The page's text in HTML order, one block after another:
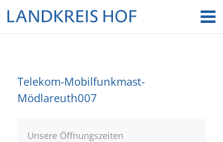
Telekom-Mobilfunkmast-
Mödlareuth007
Unsere Öffnungszeiten